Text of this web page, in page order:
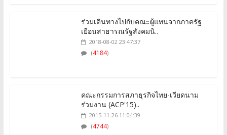
ร่วมเดินทางไปกับคณะผู้แทนจากภาครัฐ
เยือนสาธารณรัฐสังคมนิ..
2018-08-02 23:47:37
(4184)
ร่วมงาน (ACP'15)..
2015-11-26 11:04:39
(4744)